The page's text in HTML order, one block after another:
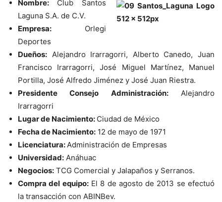
Nombre: Club Santos
Laguna S.A. de C.V.
Empresa: Orlegi
Deportes
Dueños: Alejandro Irarragorri, Alberto Canedo, Juan
Francisco Irarragorri, José Miguel Martínez, Manuel
Portilla, José Alfredo Jiménez y José Juan Riestra.
Presidente Consejo Administración:Alejandro
Irarragorri
Lugar de Nacimiento: Ciudad de México
Fecha de Nacimiento: 12 de mayo de 1971
Licenciatura:Administración de Empresas
Universidad: Anáhuac
Negocios: TCG Comercial y Jalapaños y Serranos.
Compra del equipo:El 8 de agosto de 2013 se efectuó
la transacción con ABINBev.